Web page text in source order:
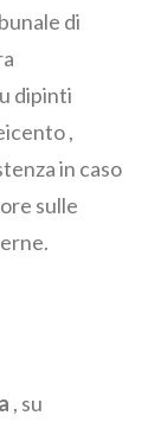
di
dipinti
,
in caso
sulle
, su